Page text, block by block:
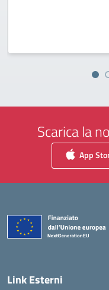
Scarica la
App
Link Esterni